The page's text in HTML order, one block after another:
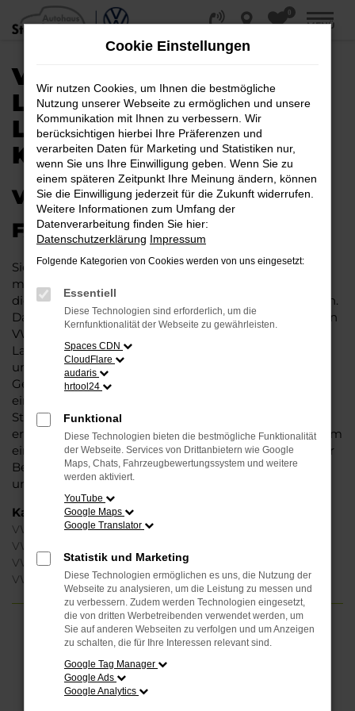
Zum
Hauptinhalt
0
MENÜ
VW POLO KAUFEN,
LEASEN, FINANZIEREN |
LIEFERSERVICE NACH
KÖLN
VW POLO – IHR PERFEKTES
FAHRZEUG FÜR KÖLN
Sie möchten in Köln und Umgebung mobil sein bzw.
mobil bleiben. Unser Vorschlag ist ein VW Polo, denn
dieses Fahrzeug vereint eine ganze Reihe an Vorzügen.
Da ist zunächst einmal die Tradition des Herstellers. Ein
VW Polo für Köln ist perfekt verarbeitet und auf
Langlebigkeit ausgelegt. Auf diese Weise können Sie
unbedenklich sowohl einen Neuwagen als auch einen
Gebrauchten, sowohl eine Tageszulassung als auch
einen Jahreswagen erwerben. Wenn Sie sich für
Steinböhmer entscheiden, erhalten Sie einen
erheblichen Nachlass bzw. Rabatt und genießen zudem
einen außergewöhnlichen Service. Das beginnt bei der
Beratung und setzt sich mit vielen Dienstleistungen
unserer Meisterwerkstatt fort.
Kategorie
VW Polo Gebrauchtwagen Köln
VW Polo Jahreswagen Köln
VW Polo Neuwagen Köln
VW Polo Tageszulassung Köln
FEHLER: NETWORK ERROR
Beim Laden ist ein Fehler aufgetreten.
Hier sind ein paar Tipps, die dir helfen können:
Cookie Einstellungen
Wir nutzen Cookies, um Ihnen die bestmögliche
Nutzung unserer Webseite zu ermöglichen und unsere
Kommunikation mit Ihnen zu verbessern. Wir
berücksichtigen hierbei Ihre Präferenzen und
verarbeiten Daten für Marketing und Statistiken nur,
wenn Sie uns Ihre Einwilligung geben. Wenn Sie zu
einem späteren Zeitpunkt Ihre Meinung ändern, können
Sie die Einwilligung jederzeit für die Zukunft widerrufen.
Weitere Informationen zum Umfang der
Datenverarbeitung finden Sie hier:
Datenschutzerklärung Impressum
Folgende Kategorien von Cookies werden von uns eingesetzt:
Essentiell
Diese Technologien sind erforderlich, um die
Kernfunktionalität der Webseite zu gewährleisten.
Spaces CDN
CloudFlare
audaris
hrtool24
Funktional
Diese Technologien bieten die bestmögliche Funktionalität
der Webseite. Services von Drittanbietern wie Google
Maps, Chats, Fahrzeugbewertungssystem und weitere
werden aktiviert.
YouTube
Google Maps
Google Translator
Statistik und Marketing
Diese Technologien ermöglichen es uns, die Nutzung der
Webseite zu analysieren, um die Leistung zu messen und
zu verbessern. Zudem werden Technologien eingesetzt,
die von dritten Werbetreibenden verwendet werden, um
Sie auf anderen Webseiten zu verfolgen und um Anzeigen
zu schalten, die für Ihre Interessen relevant sind.
Google Tag Manager
Google Ads
Google Analytics